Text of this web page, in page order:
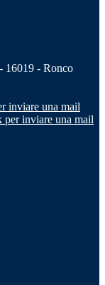
16019 - Ronco
inviare una mail
per inviare una mail